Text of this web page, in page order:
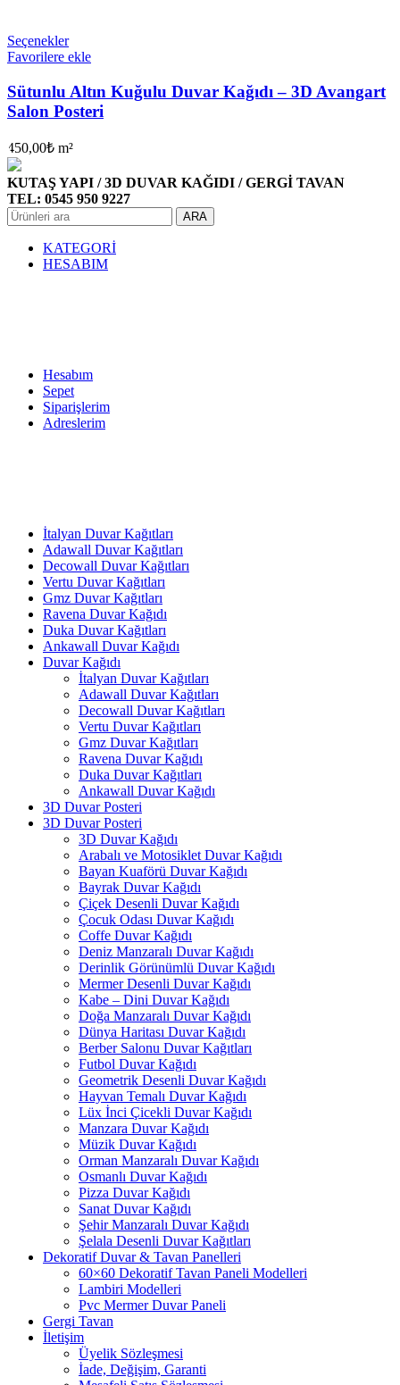
Seçenekler
Favorilere ekle
Sütunlu Altın Kuğulu Duvar Kağıdı – 3D Avangart
Salon Posteri
450,00₺ m²
KUTAŞ YAPI / 3D DUVAR KAĞIDI / GERGİ TAVAN
TEL: 0545 950 9227
ARA
KATEGORİ
HESABIM
Hesabım
Sepet
Siparişlerim
Adreslerim
İtalyan Duvar Kağıtları
Adawall Duvar Kağıtları
Decowall Duvar Kağıtları
Vertu Duvar Kağıtları
Gmz Duvar Kağıtları
Ravena Duvar Kağıdı
Duka Duvar Kağıtları
Ankawall Duvar Kağıdı
Duvar Kağıdı
İtalyan Duvar Kağıtları
Adawall Duvar Kağıtları
Decowall Duvar Kağıtları
Vertu Duvar Kağıtları
Gmz Duvar Kağıtları
Ravena Duvar Kağıdı
Duka Duvar Kağıtları
Ankawall Duvar Kağıdı
3D Duvar Posteri
3D Duvar Posteri
3D Duvar Kağıdı
Arabalı ve Motosiklet Duvar Kağıdı
Bayan Kuaförü Duvar Kağıdı
Bayrak Duvar Kağıdı
Çiçek Desenli Duvar Kağıdı
Çocuk Odası Duvar Kağıdı
Coffe Duvar Kağıdı
Deniz Manzaralı Duvar Kağıdı
Derinlik Görünümlü Duvar Kağıdı
Mermer Desenli Duvar Kağıdı
Kabe – Dini Duvar Kağıdı
Doğa Manzaralı Duvar Kağıdı
Dünya Haritası Duvar Kağıdı
Berber Salonu Duvar Kağıtları
Futbol Duvar Kağıdı
Geometrik Desenli Duvar Kağıdı
Hayvan Temalı Duvar Kağıdı
Lüx İnci Çicekli Duvar Kağıdı
Manzara Duvar Kağıdı
Müzik Duvar Kağıdı
Orman Manzaralı Duvar Kağıdı
Osmanlı Duvar Kağıdı
Pizza Duvar Kağıdı
Sanat Duvar Kağıdı
Şehir Manzaralı Duvar Kağıdı
Şelala Desenli Duvar Kağıtları
Dekoratif Duvar & Tavan Panelleri
60×60 Dekoratif Tavan Paneli Modelleri
Lambiri Modelleri
Pvc Mermer Duvar Paneli
Gergi Tavan
İletişim
Üyelik Sözleşmesi
İade, Değişim, Garanti